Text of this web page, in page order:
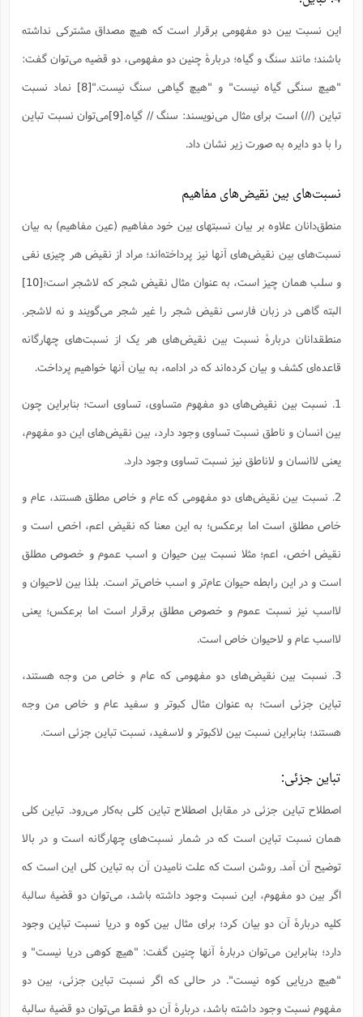
این نسبت بین دو مفهومی برقرار است که هیچ مصداق مشترکی نداشته
باشند؛ مانند سنگ و گیاه؛ دربارۀ چنین دو مفهومی، دو قضیه می‌توان گفت:
"هیچ سنگی گیاه نیست" و "هیچ گیاهی سنگ نیست."[8]
نماد نسبت
تباین (//) است برای مثال می‌نویسند: سنگ // گیاه.[9]
می‌توان نسبت تباین
را با دو دایره به صورت زیر نشان داد.
نسبت‌های بین نقیض‌های مفاهیم
منطق‌دانان علاوه بر بیان نسبتهای بین خود مفاهیم (عین مفاهیم) به بیان
نسبت‌های بین نقیض‌های آنها نیز پرداخته‌اند؛ مراد از نقیض هر چیزی نفی
و سلب همان چیز است، به عنوان مثال نقیض شجر که لاشجر است؛[10]
البته گاهی در زبان فارسی نقیض شجر را غیر شجر می‌گویند و نه لاشجر.
منطقدانان دربارۀ نسبت بین نقیض‌های هر یک از نسبت‌های چهارگانه
قاعده‌ای کشف و بیان کرده‌اند که در ادامه، به بیان آنها خواهیم پرداخت.
1. نسبت بین نقیض‌های دو مفهوم متساوی، تساوی است؛ بنابراین چون
بین انسان و ناطق نسبت تساوی وجود دارد، بین نقیض‌های این دو مفهوم،
یعنی لاانسان و لاناطق نیز نسبت تساوی وجود دارد.
2. نسبت بین نقیض‌های دو مفهومی که عام و خاص مطلق هستند، عام و
خاص مطلق است اما برعکس؛ به این معنا که نقیض اعم، اخص است و
نقیض اخص، اعم؛ مثلا نسبت بین حیوان و اسب عموم و خصوص مطلق
است و در این رابطه حیوان عام‌تر و اسب خاص‌تر است. بلذا بین لاحیوان و
لااسب نیز نسبت عموم و خصوص مطلق برقرار است اما برعکس؛ یعنی
لااسب عام و لاحیوان خاص است.
3. نسبت بین نقیض‌های دو مفهومی که عام و خاص من وجه هستند،
تباین جزئی است؛ به عنوان مثال کبوتر و سفید عام و خاص من وجه
هستند؛ بنابراین نسبت بین لاکبوتر و لاسفید، نسبت تباین جزئی است.
تباین جزئی:
اصطلاح تباین جزئی در مقابل اصطلاح تباین کلی به‌کار می‌رود. تباین کلی
همان نسبت تباین است که در شمار نسبت‌های چهارگانه است و در بالا
توضیح آن آمد. روشن است که علت نامیدن آن به تباین کلی این است که
اگر بین دو مفهوم، این نسبت وجود داشته باشد، می‌توان دو قضیۀ سالبۀ
کلیه دربارۀ آن دو بیان کرد؛ برای مثال بین کوه و دریا نسبت تباین وجود
دارد؛ بنابراین می‌توان دربارۀ آنها چنین گفت: "هیچ کوهی دریا نیست" و
"هیچ دریایی کوه نیست". در حالی که اگر نسبت تباین جزئی، بین دو
مفهوم نسبت وجود داشته باشد، دربارۀ آن دو فقط می‌توان دو قضیۀ سالبۀ